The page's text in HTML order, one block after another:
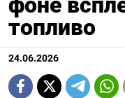
топливо
24.06.2026